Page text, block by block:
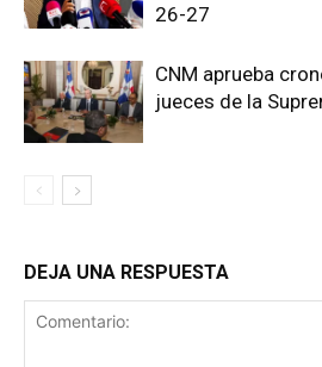
26-27
CNM aprueba
jueces de la
DEJA UNA RESPUESTA